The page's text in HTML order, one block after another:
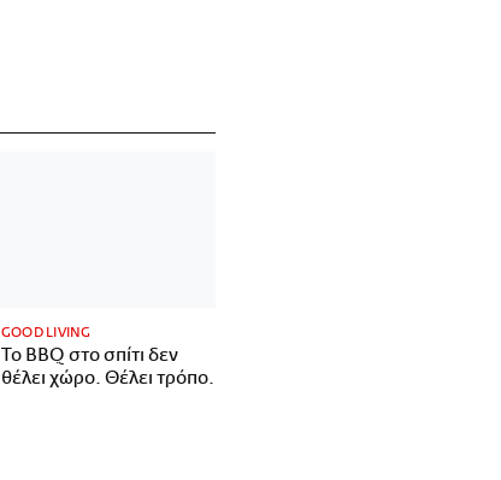
GOOD LIVING
Το BBQ στο σπίτι δεν
θέλει χώρο. Θέλει τρόπο.